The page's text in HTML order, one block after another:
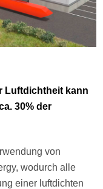
Luftdichtheit kann
30% der
von
wodurch alle
einer luftdichten